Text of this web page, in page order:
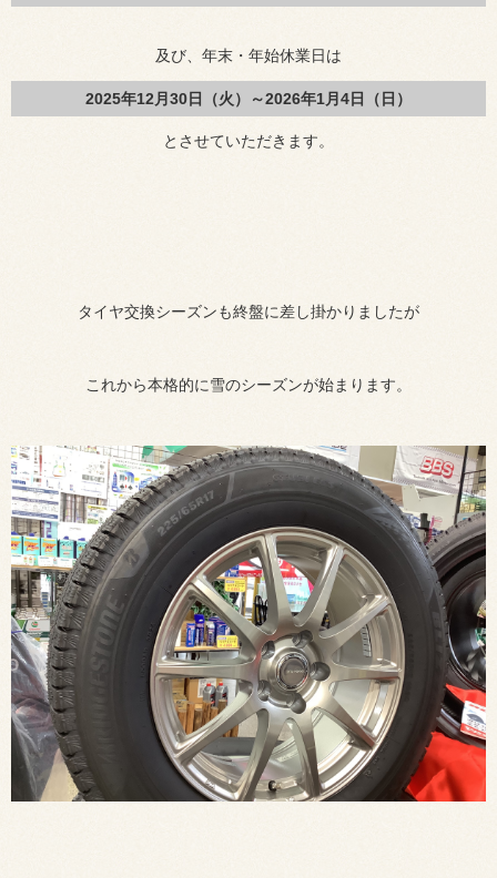
及び、年末・年始休業日は
2025年12月30日（火）～2026年1月4日（日）
とさせていただきます。
タイヤ交換シーズンも終盤に差し掛かりましたが
これから本格的に雪のシーズンが始まります。